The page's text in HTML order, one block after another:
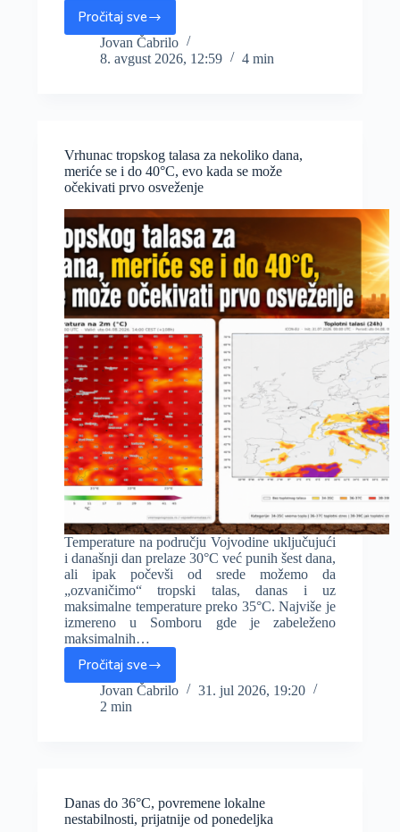
Pročitaj sve
Požar
u
Deliblatskoj
više
od
940
opožareno,
vrućina
ostaje
veliki
problem
Jovan Čabrilo
8. avgust 2026, 12:59
4 min
Vrhunac tropskog talasa za nekoliko dana,
meriće se i do 40°C, evo kada se može
očekivati prvo osveženje
Temperature na području Vojvodine uključujući
i današnji dan prelaze 30°C već punih šest dana,
ali ipak počevši od srede možemo da
„ozvaničimo“ tropski talas, danas i uz
maksimalne temperature preko 35°C. Najviše je
izmereno u Somboru gde je zabeleženo
maksimalnih…
Pročitaj sve
Vrhunac
tropskog
talasa
se
i
Jovan Čabrilo
31. jul 2026, 19:20
2 min
Danas do 36°C, povremene lokalne
nestabilnosti, prijatnije od ponedeljka